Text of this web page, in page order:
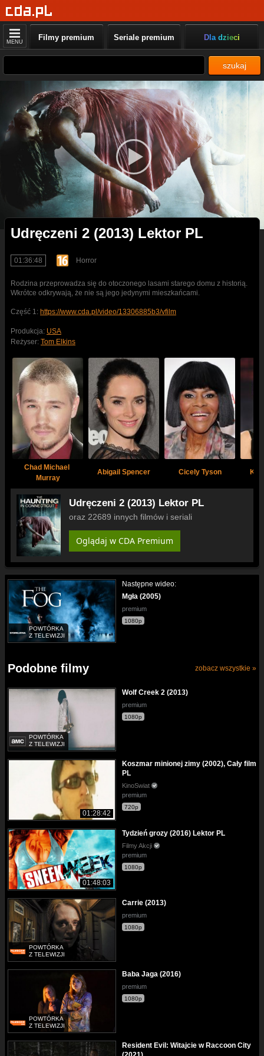
MENU Filmy premium Seriale premium Dla dzieci
szukaj
Udręczeni 2 (2013) Lektor PL
01:36:48 Horror
Rodzina przeprowadza się do otoczonego lasami starego domu z historią.
Wkrótce odkrywają, że nie są jego jedynymi mieszkańcami.
Część 1: https://www.cda.pl/video/13306885b3/vfilm
Produkcja: USA
Reżyser: Tom Elkins
Chad Michael
Murray
Abigail Spencer Cicely Tyson
Udręczeni 2 (2013) Lektor PL
oraz 22689 innych filmów i seriali
Oglądaj w CDA Premium
POWTÓRKA
Z TELEWIZJI
Następne wideo:
Mgła (2005)
premium
1080p
Podobne filmy zobacz wszystkie »
POWTÓRKA
Z TELEWIZJI
Wolf Creek 2 (2013)
premium
1080p
01:28:42
Koszmar minionej zimy (2002), Cały film
PL
KinoSwiat
premium
720p
01:48:03
Tydzień grozy (2016) Lektor PL
Filmy Akcji
premium
1080p
POWTÓRKA
Z TELEWIZJI
Carrie (2013)
premium
1080p
POWTÓRKA
Z TELEWIZJI
Baba Jaga (2016)
premium
1080p
Resident Evil: Witajcie w Raccoon City